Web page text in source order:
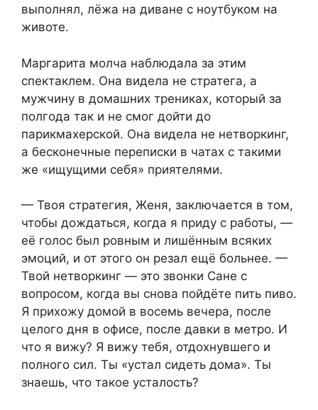
выполнял, лёжа на диване с ноутбуком на
животе.
Маргарита молча наблюдала за этим
спектаклем. Она видела не стратега, а
мужчину в домашних трениках, который за
полгода так и не смог дойти до
парикмахерской. Она видела не нетворкинг,
а бесконечные переписки в чатах с такими
же «ищущими себя» приятелями.
— Твоя стратегия, Женя, заключается в том,
чтобы дождаться, когда я приду с работы, —
её голос был ровным и лишённым всяких
эмоций, и от этого он резал ещё больнее. —
Твой нетворкинг — это звонки Сане с
вопросом, когда вы снова пойдёте пить пиво.
Я прихожу домой в восемь вечера, после
целого дня в офисе, после давки в метро. И
что я вижу? Я вижу тебя, отдохнувшего и
полного сил. Ты «устал сидеть дома». Ты
знаешь, что такое усталость?